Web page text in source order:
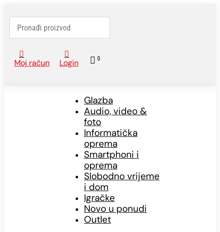

Moj račun

Login  0
Glazba
Audio, video &
foto
Informatička
oprema
Smartphoni i
oprema
Slobodno vrijeme
i dom
Igračke
Novo u ponudi
Outlet